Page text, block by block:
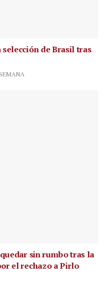
de Brasil tras
sin rumbo tras la
el rechazo a Pirlo